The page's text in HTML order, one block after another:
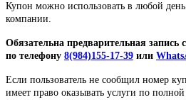
Купон можно использовать в любой
компании.
Обязательна предварительная запись
по телефону 8(984)155-17-39 или
Если пользователь не сообщил номер
имеет право оказывать услуги по